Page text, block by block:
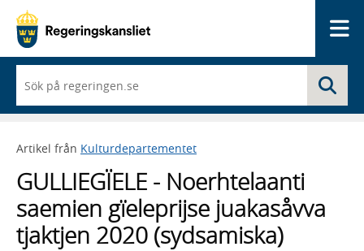
du
börjar
skriva
framträder
lista
med
sökförslag
Artikel från Kulturdepartementet
GULLIEGÏELE - Noerhtelaanti
saemien gïeleprijse juakasåvva
tjaktjen 2020 (sydsamiska)